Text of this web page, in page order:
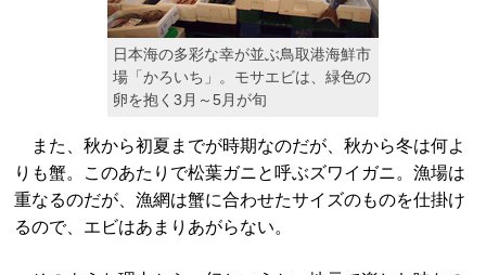
日本海の多彩な幸が並ぶ鳥取港海鮮市
場「かろいち」。モサエビは、緑色の
卵を抱く3月～5月が旬
また、秋から初夏までが時期なのだが、秋から冬は何よ
りも蟹。このあたりで松葉ガニと呼ぶズワイガニ。漁場は
重なるのだが、漁網は蟹に合わせたサイズのものを仕掛け
るので、エビはあまりあがらない。